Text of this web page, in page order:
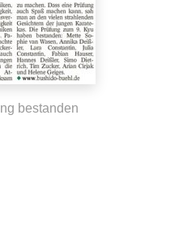
bestanden